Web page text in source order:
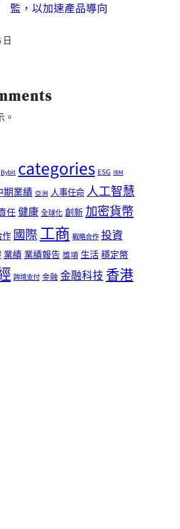
監，以加速產品導向
日
Bybit categories ESG IBM
期業績 亞洲 人事任命人工智慧
任健康 全球化 創新 加密貨幣
作國際工商 戰略合作 投資
業績業績報告 獎項 生活穩定幣
跨境支付 金融 金融科技香港